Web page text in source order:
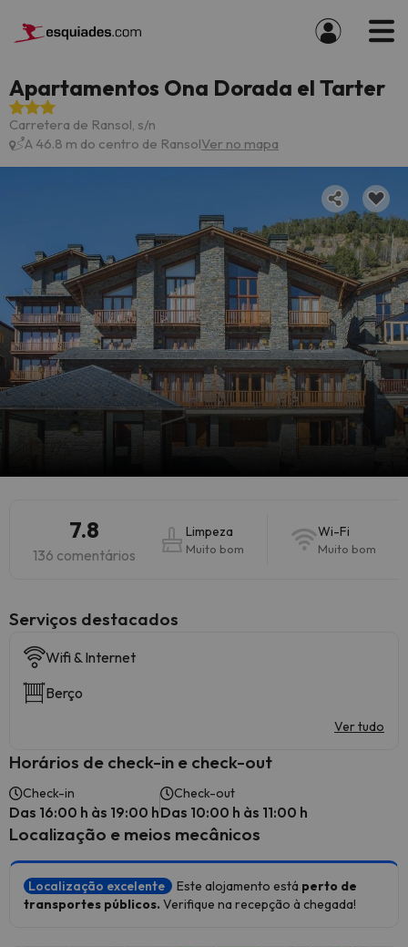
Apartamentos Ona Dorada el Tarter
Carretera de Ransol, s/n
A 46.8 m do centro de RansolVer no mapa
7.8
136 comentários
Limpeza
Muito bom
Wi-Fi
Muito bom
Serviços destacados
Wifi & Internet
Berço
Ver tudo
Horários de check-in e check-out
Check-in
Das 16:00 h às 19:00 h
Check-out
Das 10:00 h às 11:00 h
Localização e meios mecânicos
Localização excelente Este alojamento está perto de
transportes públicos. Verifique na recepção à chegada!